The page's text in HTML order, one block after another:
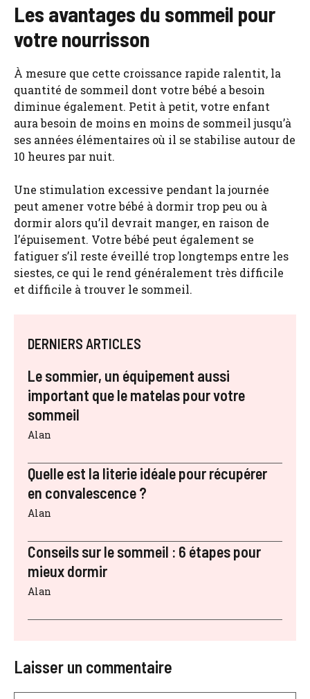
Les avantages du sommeil pour
votre nourrisson
À mesure que cette croissance rapide ralentit, la
quantité de sommeil dont votre bébé a besoin
diminue également. Petit à petit, votre enfant
aura besoin de moins en moins de sommeil jusqu’à
ses années élémentaires où il se stabilise autour de
10 heures par nuit.
Une stimulation excessive pendant la journée
peut amener votre bébé à dormir trop peu ou à
dormir alors qu’il devrait manger, en raison de
l’épuisement. Votre bébé peut également se
fatiguer s’il reste éveillé trop longtemps entre les
siestes, ce qui le rend généralement très difficile
et difficile à trouver le sommeil.
DERNIERS ARTICLES
Le sommier, un équipement aussi
important que le matelas pour votre
sommeil
Alan
Quelle est la literie idéale pour récupérer
en convalescence ?
Alan
Conseils sur le sommeil : 6 étapes pour
mieux dormir
Alan
Laisser un commentaire